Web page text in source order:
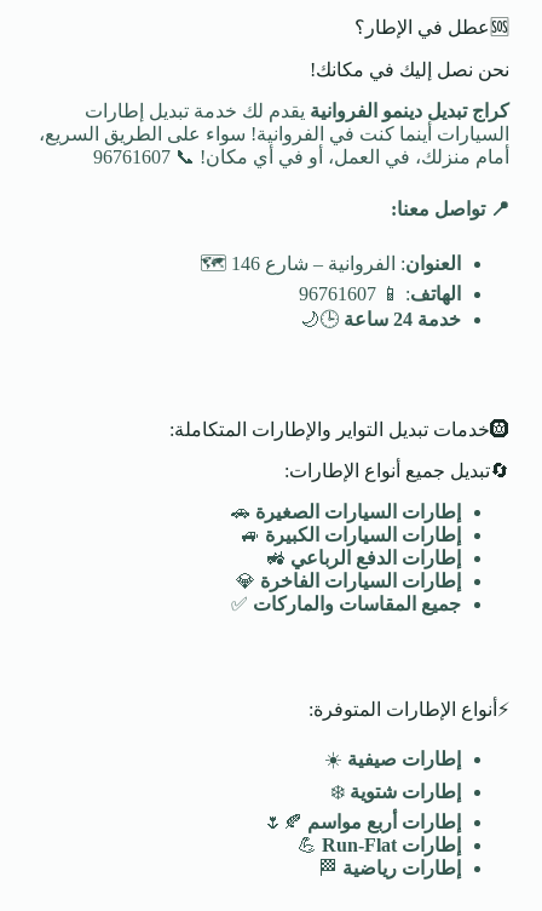
🆘عطل في الإطار؟
نحن نصل إليك في مكانك!
كراج تبديل دينمو الفروانية يقدم لك خدمة تبديل إطارات
السيارات أينما كنت في الفروانية! سواء على الطريق السريع،
أمام منزلك، في العمل، أو في أي مكان! 📞 96761607
📍 تواصل معنا:
العنوان: الفروانية – شارع 146 🗺️
الهاتف: 📱 96761607
خدمة 24 ساعة
🕒🌙
🛞خدمات تبديل التواير والإطارات المتكاملة:
🔄تبديل جميع أنواع الإطارات:
إطارات السيارات الصغيرة 🚗
إطارات السيارات الكبيرة 🚙
إطارات الدفع الرباعي 🚜
إطارات السيارات الفاخرة 💎
جميع المقاسات والماركات ✅
⚡أنواع الإطارات المتوفرة:
إطارات صيفية ☀️
إطارات شتوية ❄️
إطارات أربع مواسم 🍂🌷
إطارات Run-Flat
💪
إطارات رياضية 🏁